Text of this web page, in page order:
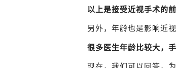
以上是接受近视手术的
另外，年龄也是影响近
很多医生年龄比较大，
现在，我们可以回答，